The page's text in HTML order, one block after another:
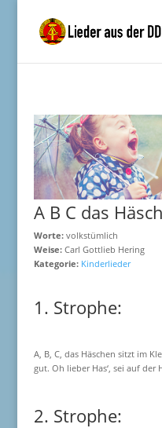
A B C das
Worte:volkstümlich
Weise:Carl Gottlieb Hering
Kategorie: Kinderlieder
1. Strophe:
A, B, C, das Häschen sitzt im
gut. Oh lieber Has‘, sei auf der
2. Strophe: